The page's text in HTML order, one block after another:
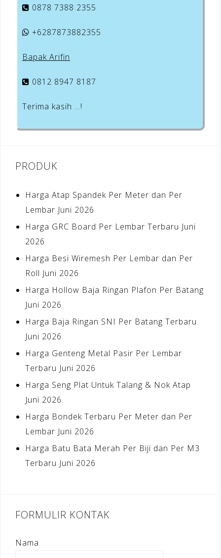
0878 7388 2355
+6287873882355
Bapak Arifin
0812 8947 8187
Terima kasih …!
PRODUK
Harga Atap Spandek Per Meter dan Per
Lembar Juni 2026
Harga GRC Board Per Lembar Terbaru Juni
2026
Harga Besi Wiremesh Per Lembar dan Per
Roll Juni 2026
Harga Hollow Baja Ringan Plafon Per Batang
Juni 2026
Harga Baja Ringan SNI Per Batang Terbaru
Juni 2026
Harga Genteng Metal Pasir Per Lembar
Terbaru Juni 2026
Harga Seng Plat Untuk Talang & Nok Atap
Juni 2026
Harga Bondek Terbaru Per Meter dan Per
Lembar Juni 2026
Harga Batu Bata Merah Per Biji dan Per M3
Terbaru Juni 2026
FORMULIR KONTAK
Nama